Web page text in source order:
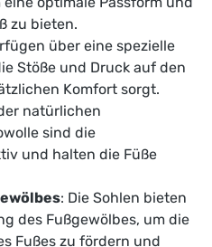
zu bieten.
über eine spezielle
Stöße und Druck auf den
Komfort sorgt.
natürlichen
sind die
und halten die Füße
: Die Sohlen bieten
des Fußgewölbes, um die
Fußes zu fördern und